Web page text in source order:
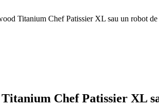
Titanium Chef Patissier XL sau un robot
Chef Patissier XL